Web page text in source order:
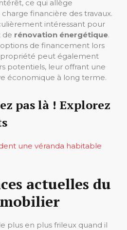
ce qui allège
financière des travaux.
intéressant pour
de rénovation énergétique.
de financement lors
peut également
potentiels, leur offrant une
économique à long terme.
pas là ! Explorez
une véranda habitable
actuelles du
plus en plus frileux quand il